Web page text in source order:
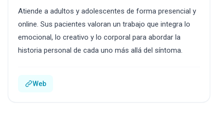
Atiende a adultos y adolescentes de forma presencial y
online. Sus pacientes valoran un trabajo que integra lo
emocional, lo creativo y lo corporal para abordar la
historia personal de cada uno más allá del síntoma.
Web